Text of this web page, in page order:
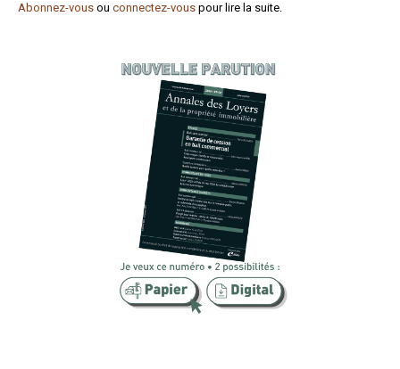
Abonnez-vous ou connectez-vous pour lire la suite.